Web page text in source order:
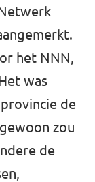
het NNN,
was
de
zou
de